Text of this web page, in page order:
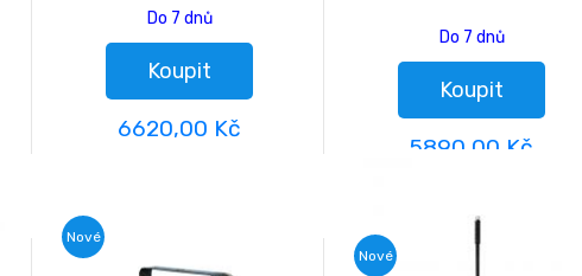
Do 7 dnů
Koupit
6620,00 Kč
Do 7 dnů
Koupit
5890,00 Kč
Nové
Nové